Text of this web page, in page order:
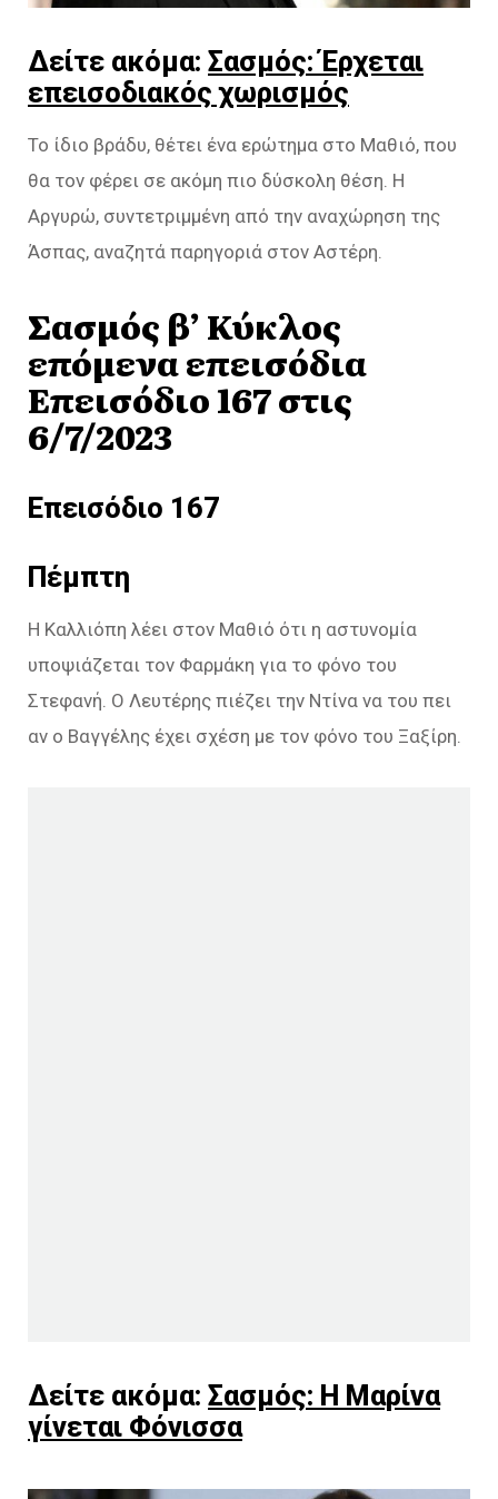
Δείτε ακόμα: Σασμός: Έρχεται
επεισοδιακός χωρισμός
Το ίδιο βράδυ, θέτει ένα ερώτημα στο Μαθιό, που
θα τον φέρει σε ακόμη πιο δύσκολη θέση. Η
Αργυρώ, συντετριμμένη από την αναχώρηση της
Άσπας, αναζητά παρηγοριά στον Αστέρη.
Σασμός β’ Κύκλος
επόμενα επεισόδια
Επεισόδιο 167 στις
6/7/2023
Επεισόδιο 167
Πέμπτη
Η Καλλιόπη λέει στον Μαθιό ότι η αστυνομία
υποψιάζεται τον Φαρμάκη για το φόνο του
Στεφανή. Ο Λευτέρης πιέζει την Ντίνα να του πει
αν ο Βαγγέλης έχει σχέση με τον φόνο του Ξαξίρη.
Δείτε ακόμα: Σασμός: Η Μαρίνα
γίνεται Φόνισσα